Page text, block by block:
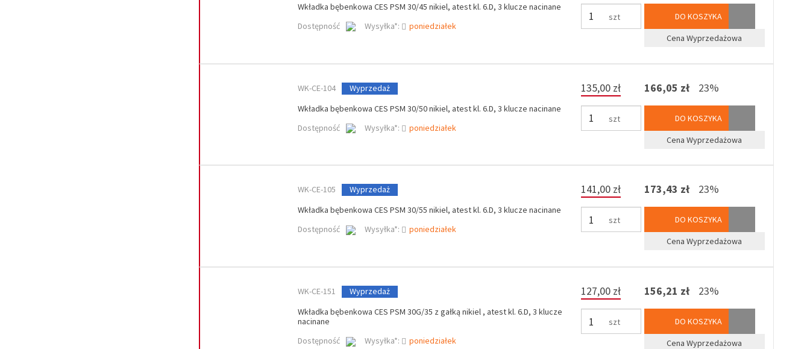
Wkładka bębenkowa CES PSM 30/45 nikiel, atest kl. 6.D, 3 klucze nacinane
Dostępność
Wysyłka*: poniedziałek
szt
DO KOSZYKA
Cena Wyprzedażowa
WK-CE-104
Wyprzedaż
Wkładka bębenkowa CES PSM 30/50 nikiel, atest kl. 6.D, 3 klucze nacinane
Dostępność
Wysyłka*: poniedziałek
135,00 zł
szt
166,05 zł 23%
DO KOSZYKA
Cena Wyprzedażowa
WK-CE-105
Wyprzedaż
Wkładka bębenkowa CES PSM 30/55 nikiel, atest kl. 6.D, 3 klucze nacinane
Dostępność
Wysyłka*: poniedziałek
141,00 zł
szt
173,43 zł 23%
DO KOSZYKA
Cena Wyprzedażowa
WK-CE-151
Wyprzedaż
Wkładka bębenkowa CES PSM 30G/35 z gałką nikiel , atest kl. 6.D, 3 klucze
nacinane
Dostępność
Wysyłka*: poniedziałek
127,00 zł
szt
156,21 zł 23%
DO KOSZYKA
Cena Wyprzedażowa